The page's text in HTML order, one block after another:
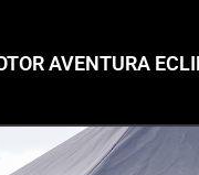
AVENTURA